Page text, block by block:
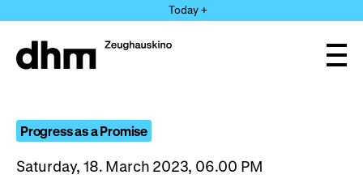
directly
the
Today +
Progress as a Promise
Saturday, 18. March 2023, 06.00 PM